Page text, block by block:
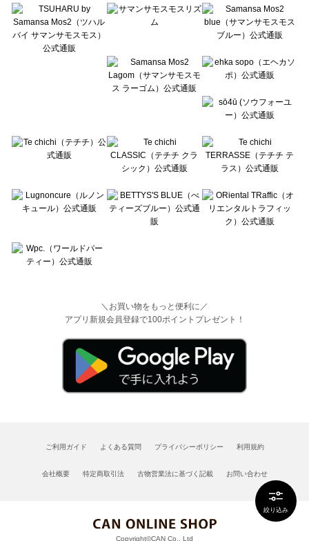
絞り込み
Lugnoncure（ルノンキュール）の雑貨一覧
BETTY'S BLUE（べティーズブルー）の雑貨一覧
Wpc.（ワールドパーティー）の雑貨一覧
＼お買い物をもっと便利に／
アプリ新規会員登録で100ポイントプレゼント！
ご利用ガイド よくある質問 プライバシーポリシー 利用規約
会社概要 特定商取引法 古物営業法に基づく記載 お問い合わせ
Copyright©CAN Co., Ltd